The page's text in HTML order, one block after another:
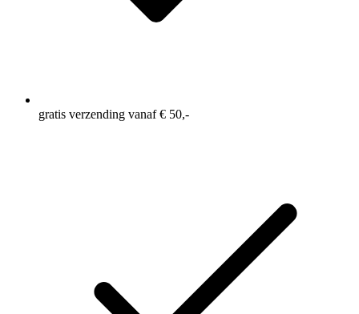
gratis verzending vanaf € 50,-